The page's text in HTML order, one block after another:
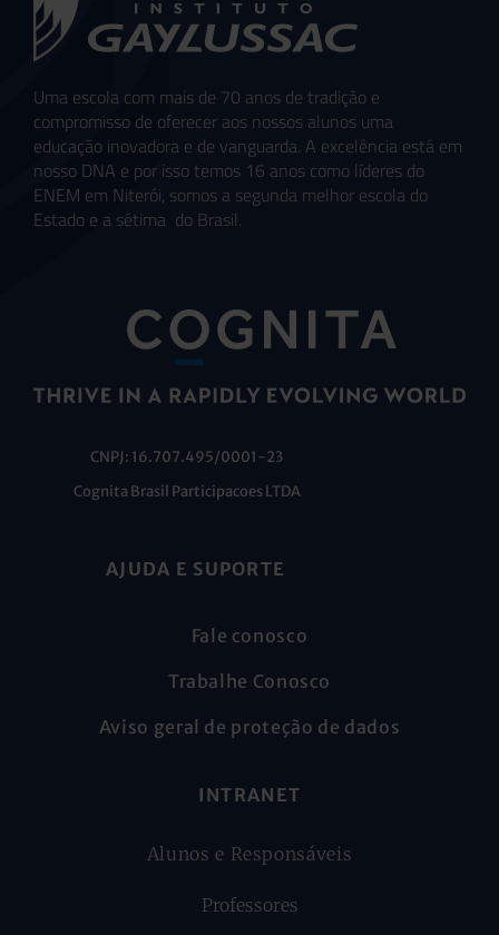
Uma escola com mais de 70 anos de tradição e
compromisso de oferecer aos nossos alunos uma
educação inovadora e de vanguarda. A excelência está em
nosso DNA e por isso temos 16 anos como líderes do
ENEM em Niterói, somos a segunda melhor escola do
Estado e a sétima do Brasil.
CNPJ: 16.707.495/0001-23
Cognita Brasil Participacoes LTDA
AJUDA E SUPORTE
Fale conosco
Trabalhe Conosco
Aviso geral de proteção de dados
INTRANET
Alunos e Responsáveis
Professores